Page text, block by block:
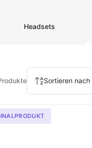
Headsets
Sortieren nach